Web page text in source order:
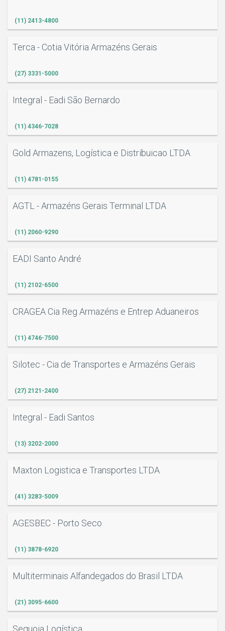
(11) 2413-4800
Terca - Cotia Vitória Armazéns Gerais
(27) 3331-5000
Integral - Eadi São Bernardo
(11) 4346-7028
Gold Armazens, Logística e Distribuicao LTDA
(11) 4781-0155
AGTL - Armazéns Gerais Terminal LTDA
(11) 2060-9290
EADI Santo André
(11) 2102-6500
CRAGEA Cia Reg Armazéns e Entrep Aduaneiros
(11) 4746-7500
Silotec - Cia de Transportes e Armazéns Gerais
(27) 2121-2400
Integral - Eadi Santos
(13) 3202-2000
Maxton Logistica e Transportes LTDA
(41) 3283-5009
AGESBEC - Porto Seco
(11) 3878-6920
Multiterminais Alfandegados do Brasil LTDA
(21) 3095-6600
Sequoia Logística